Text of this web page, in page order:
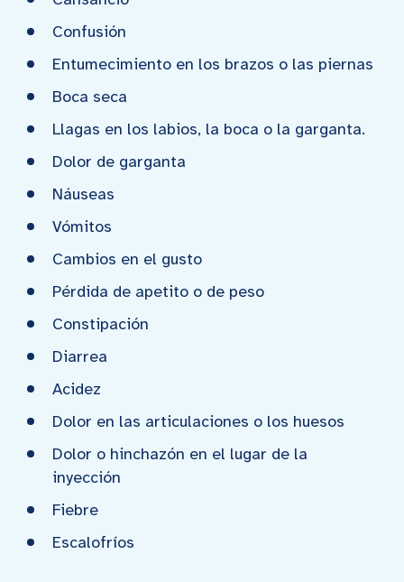
Confusión
Entumecimiento en los brazos o las piernas
Boca seca
Llagas en los labios, la boca o la garganta.
Dolor de garganta
Náuseas
Vómitos
Cambios en el gusto
Pérdida de apetito o de peso
Constipación
Diarrea
Acidez
Dolor en las articulaciones o los huesos
Dolor o hinchazón en el lugar de la
inyección
Fiebre
Escalofríos